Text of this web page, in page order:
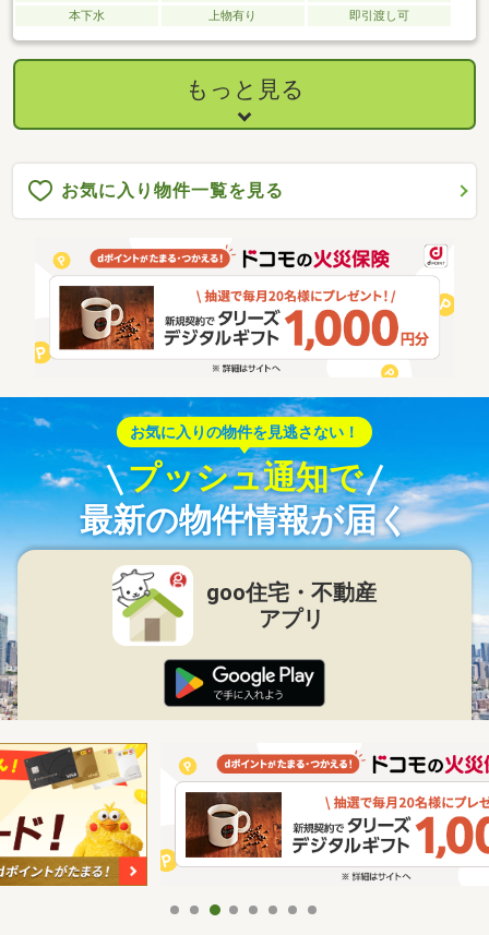
本下水 上物有り 即引渡し可
もっと見る
お気に入り物件一覧を見る
お気に入りの物件を見逃さない！
プッシュ通知で
最新の物件情報が届く
goo住宅・不動産
アプリ